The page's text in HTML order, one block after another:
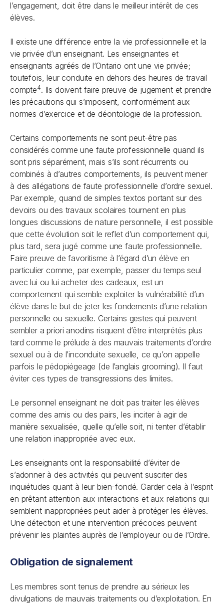
l’engagement, doit être dans le meilleur intérêt de ces
élèves.
Il existe une différence entre la vie professionnelle et la
vie privée d’un enseignant. Les enseignantes et
enseignants agréés de l’Ontario ont une vie privée;
toutefois, leur conduite en dehors des heures de travail
compte4. Ils doivent faire preuve de jugement et prendre
les précautions qui s’imposent, conformément aux
normes d’exercice et de déontologie de la profession.
Certains comportements ne sont peut-être pas
considérés comme une faute professionnelle quand ils
sont pris séparément, mais s’ils sont récurrents ou
combinés à d’autres comportements, ils peuvent mener
à des allégations de faute professionnelle d’ordre sexuel.
Par exemple, quand de simples textos portant sur des
devoirs ou des travaux scolaires tournent en plus
longues discussions de nature personnelle, il est possible
que cette évolution soit le reflet d’un comportement qui,
plus tard, sera jugé comme une faute professionnelle.
Faire preuve de favoritisme à l’égard d’un élève en
particulier comme, par exemple, passer du temps seul
avec lui ou lui acheter des cadeaux, est un
comportement qui semble exploiter la vulnérabilité d’un
élève dans le but de jeter les fondements d’une relation
personnelle ou sexuelle. Certains gestes qui peuvent
sembler a priori anodins risquent d’être interprétés plus
tard comme le prélude à des mauvais traitements d’ordre
sexuel ou à de l’inconduite sexuelle, ce qu’on appelle
parfois le pédopiégeage (de l’anglais grooming). Il faut
éviter ces types de transgressions des limites.
Le personnel enseignant ne doit pas traiter les élèves
comme des amis ou des pairs, les inciter à agir de
manière sexualisée, quelle qu’elle soit, ni tenter d’établir
une relation inappropriée avec eux.
Les enseignants ont la responsabilité d’éviter de
s’adonner à des activités qui peuvent susciter des
inquiétudes quant à leur bien-fondé. Garder cela à l’esprit
en prêtant attention aux interactions et aux relations qui
semblent inappropriées peut aider à protéger les élèves.
Une détection et une intervention précoces peuvent
prévenir les plaintes auprès de l’employeur ou de l’Ordre.
Obligation de signalement
Les membres sont tenus de prendre au sérieux les
divulgations de mauvais traitements ou d’exploitation. En